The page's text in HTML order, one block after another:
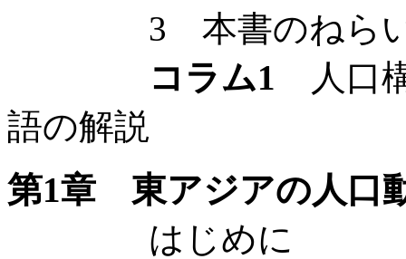
3 本書のねらいと
コラム1 人口
語の解説
第1章 東アジアの人口
はじめに